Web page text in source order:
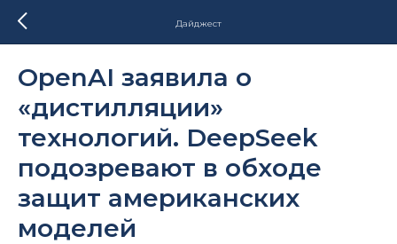
Дайджест
OpenAI заявила о
«дистилляции»
технологий. DeepSeek
подозревают в обходе
защит американских
моделей